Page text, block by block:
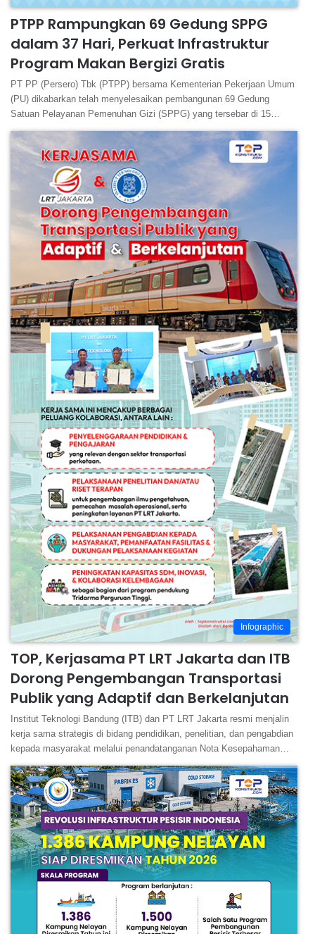
PTPP Rampungkan 69 Gedung SPPG
dalam 37 Hari, Perkuat Infrastruktur
Program Makan Bergizi Gratis
PT PP (Persero) Tbk (PTPP) bersama Kementerian Pekerjaan Umum
(PU) dikabarkan telah menyelesaikan pembangunan 69 Gedung
Satuan Pelayanan Pemenuhan Gizi (SPPG) yang tersebar di 15…
Infographic
TOP, Kerjasama PT LRT Jakarta dan ITB
Dorong Pengembangan Transportasi
Publik yang Adaptif dan Berkelanjutan
Institut Teknologi Bandung (ITB) dan PT LRT Jakarta resmi menjalin
kerja sama strategis di bidang pendidikan, penelitian, dan pengabdian
kepada masyarakat melalui penandatanganan Nota Kesepahaman…